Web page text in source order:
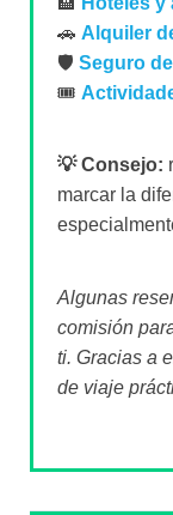
🚗 Alquiler
🛡️ Seguro
🎟️
💡 Consejo:
marcar la
Algunas
comisión
ti. Gracias a
de viaje